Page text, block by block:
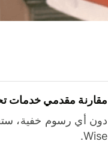
مقارنة مقدمي خدمات
دون أي رسوم خفية،
Wise.